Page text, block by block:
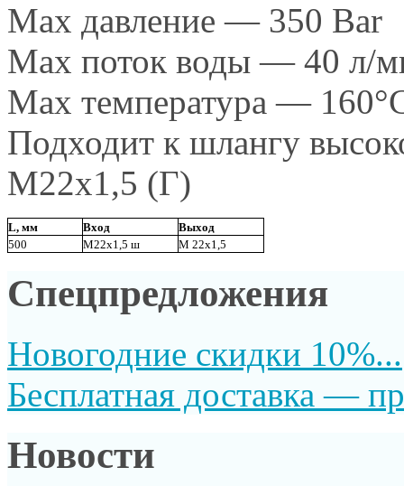
Max давление — 350 Bar
Max поток воды — 40 л/
Max температура —
Подходит к шлангу
М22х1,5 (Г)
L, мм Вход
Выход
500
М22х1,5 ш М 22х1,5
Спецпредложения
Новогодние скидки 10%...
Бесплатная доставка —
Новости